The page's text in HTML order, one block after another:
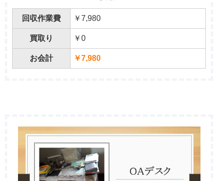
回収作業費 ￥7,980
買取り ￥0
お会計 ￥7,980